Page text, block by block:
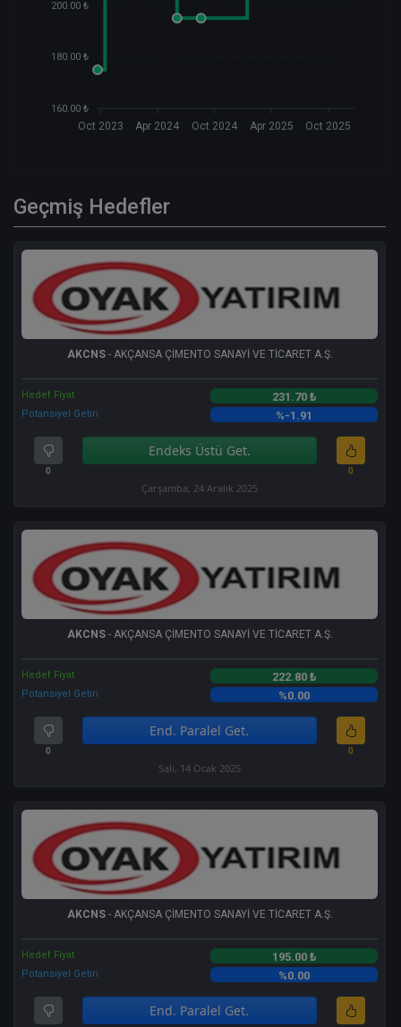
200.00 ₺
180.00 ₺
160.00 ₺
Oct 2023 Apr 2024 Oct 2024 Apr 2025 Oct 2025
Geçmiş Hedefler
AKCNS- AKÇANSA ÇİMENTO SANAYİ VE TİCARET A.Ş.
Hedef Fiyat 231.70 ₺
Potansiyel Getiri %-1.91
0
Endeks Üstü Get.
0
Çarşamba, 24 Aralık 2025
AKCNS- AKÇANSA ÇİMENTO SANAYİ VE TİCARET A.Ş.
Hedef Fiyat 222.80 ₺
Potansiyel Getiri %0.00
0
End. Paralel Get.
0
Salı, 14 Ocak 2025
AKCNS- AKÇANSA ÇİMENTO SANAYİ VE TİCARET A.Ş.
Hedef Fiyat 195.00 ₺
Potansiyel Getiri %0.00
End. Paralel Get.